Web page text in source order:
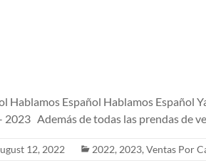
Hablamos Español Hablamos Español
2023 Además de todas las prendas de
12, 2022 2022, 2023, Ventas Por